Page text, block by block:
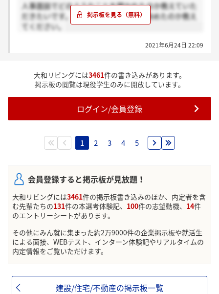
人事面談でどのようなことを聞かれたのか教えていた
だきたいです。また何故ここに就職を決めたのか教え
てください。
2021年6月24日 22:09
大和リビングには3461件の書き込みがあります。
掲示板の閲覧は現役学生のみに開放しています。
ログイン/会員登録
1 2 3 4 5
会員登録すると掲示板が見放題！
大和リビングには3461件の掲示板書き込みのほか、内定者を含
む先輩たちの131件の本選考体験記、 100件の志望動機、 14件
のエントリーシートがあります。
その他にみん就に集まった約2万9000件の企業掲示板や就活生
による面接、WEBテスト、インターン体験記やリアルタイムの
内定情報をご覧いただけます。
建設/住宅/不動産の掲示板一覧